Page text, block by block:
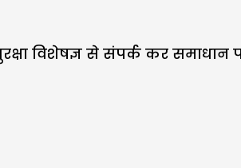
विशेषज्ञ से संपर्क कर समाधान